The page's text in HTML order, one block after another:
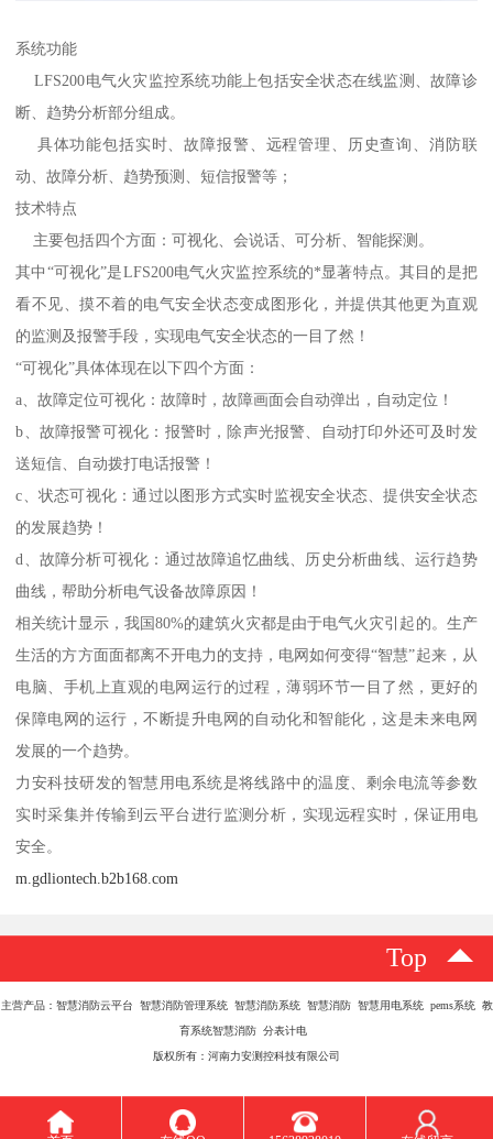
系统功能
LFS200电气火灾监控系统功能上包括安全状态在线监测、故障诊
断、趋势分析部分组成。
具体功能包括实时、故障报警、远程管理、历史查询、消防联
动、故障分析、趋势预测、短信报警等；
技术特点
主要包括四个方面：可视化、会说话、可分析、智能探测。
其中“可视化”是LFS200电气火灾监控系统的*显著特点。其目的是把
看不见、摸不着的电气安全状态变成图形化，并提供其他更为直观
的监测及报警手段，实现电气安全状态的一目了然！
“可视化”具体体现在以下四个方面：
a、故障定位可视化：故障时，故障画面会自动弹出，自动定位！
b、故障报警可视化：报警时，除声光报警、自动打印外还可及时发
送短信、自动拨打电话报警！
c、状态可视化：通过以图形方式实时监视安全状态、提供安全状态
的发展趋势！
d、故障分析可视化：通过故障追忆曲线、历史分析曲线、运行趋势
曲线，帮助分析电气设备故障原因！
相关统计显示，我国80%的建筑火灾都是由于电气火灾引起的。生产
生活的方方面面都离不开电力的支持，电网如何变得“智慧”起来，从
电脑、手机上直观的电网运行的过程，薄弱环节一目了然，更好的
保障电网的运行，不断提升电网的自动化和智能化，这是未来电网
发展的一个趋势。
力安科技研发的智慧用电系统是将线路中的温度、剩余电流等参数
实时采集并传输到云平台进行监测分析，实现远程实时，保证用电
安全。
m.gdliontech.b2b168.com
Top
主营产品：智慧消防云平台 智慧消防管理系统 智慧消防系统 智慧消防 智慧用电系统 pems系统 教
育系统智慧消防 分表计电
版权所有：河南力安测控科技有限公司